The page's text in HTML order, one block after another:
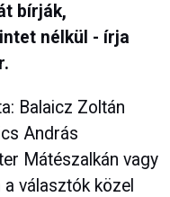
bírják,
nélkül - írja
Balaicz Zoltán
András
Mátészalkán vagy
választók közel